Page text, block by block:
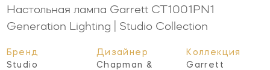
Настольная лампа Garrett CT1001PN1
Generation Lighting | Studio Collection
Бренд
Studio
Дизайнер
Chapman &
Коллекция
Garrett